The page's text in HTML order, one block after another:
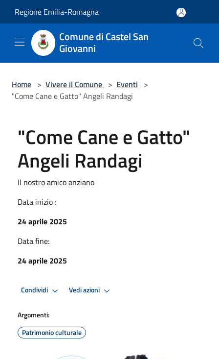
Regione Emilia-Romagna
Comune di Castel San
Giovanni
Home > Vivere il Comune > Eventi >
"Come Cane e Gatto" Angeli Randagi
"Come Cane e Gatto"
Angeli Randagi
Il nostro amico anziano
Data inizio :
24 aprile 2025
Data fine:
24 aprile 2025
Condividi Vedi azioni
Argomenti:
Patrimonio culturale